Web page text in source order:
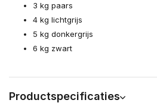
3 kg paars
4 kg lichtgrijs
5 kg donkergrijs
6 kg zwart
Productspecificaties